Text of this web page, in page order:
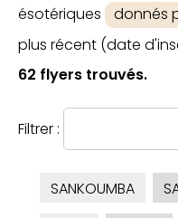
ésotériques
donnés
plus récent (date
62 flyers trouvés.
Filtrer :
SANKOUMBA